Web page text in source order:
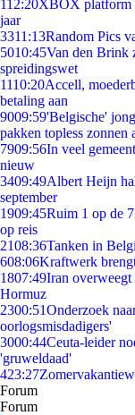
112:20XBOX platform
jaar
3311:13Random Pics
5010:45Van den Brink
spreidingswet
1110:20Accell,
betaling aan
9009:59'Belgische'
pakken topless zonnen
7909:56In veel
nieuw
3409:49Albert Heijn
september
1909:45Ruim 1 op de
op reis
2108:36Tanken in
608:06Kraftwerk
1807:49Iran
Hormuz
2300:51Onderzoek
oorlogsmisdadigers'
3000:44Ceuta-leider
'gruweldaad'
423:27
Forum
Forum